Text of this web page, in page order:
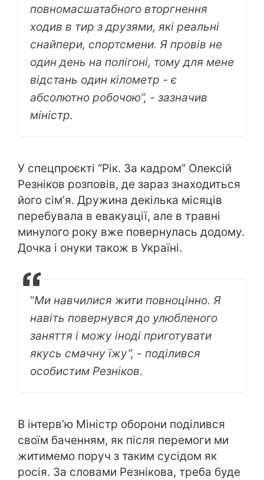
повномасшатабного вторгнення
ходив в тир з друзями, які реальні
снайпери, спортсмени. Я провів не
один день на полігоні, тому для мене
відстань один кілометр - є
абсолютно робочою”, - зазначив
міністр.
У спецпроєкті “Рік. За кадром” Олексій
Резніков розповів, де зараз знаходиться
його сімʼя. Дружина декілька місяців
перебувала в евакуації, але в травні
минулого року вже повернулась додому.
Дочка і онуки також в Україні.
“Ми навчилися жити повноцінно. Я
навіть повернувся до улюбленого
заняття і можу іноді приготувати
якусь смачну їжу”, - поділився
особистим Резніков.
В інтервʼю Міністр оборони поділився
своїм баченням, як після перемоги ми
житимемо поруч з таким сусідом як
росія. За словами Резнікова, треба буде